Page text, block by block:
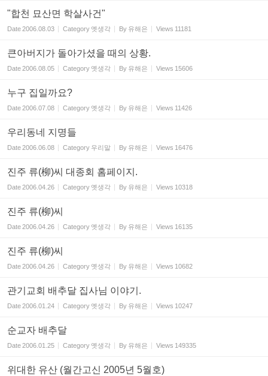
"합천 묘산면 학살사건"
Date2006.08.03 Category옛생각 By 유해은 Views 11181
큰아버지가 돌아가셨을 때의 상황.
Date2006.08.05 Category옛생각 By 유해은 Views 15606
누구 집일까요?
Date2006.07.08 Category옛생각 By 유해은 Views 11426
우리동네 지명들
Date2006.06.08 Category 우리말 By 유해은 Views 16476
진주 류(柳)씨 대종회 홈페이지.
Date2006.04.26 Category옛생각 By 유해은 Views 10318
진주 류(柳)씨
Date2006.04.26 Category옛생각 By 유해은 Views 16135
진주 류(柳)씨
Date2006.04.26 Category옛생각 By 유해은 Views 10682
관기교회 배추달 집사님 이야기.
Date2006.01.24 Category옛생각 By 유해은 Views 10247
순교자 배추달
Date2006.01.25 Category옛생각 By 유해은 Views 149335
위대한 유산 (월간고신 2005년 5월호)